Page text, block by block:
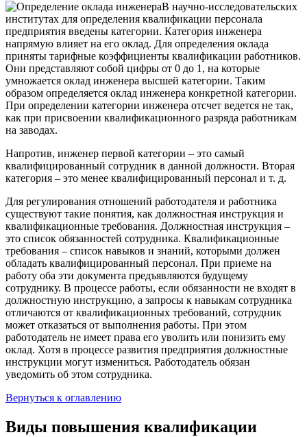
В научно-исследовательских
институтах для определения квалификации персонала
предприятия введены категории. Категория инженера
напрямую влияет на его оклад. Для определения оклада
приняты тарифные коэффициенты квалификации работников.
Они представляют собой цифры от 0 до 1, на которые
умножается оклад инженера высшей категории. Таким
образом определяется оклад инженера конкретной категории.
При определении категории инженера отсчет ведется не так,
как при присвоении квалификационного разряда работникам
на заводах.
Напротив, инженер первой категории – это самый
квалифицированный сотрудник в данной должности. Вторая
категория – это менее квалифицированный персонал и т. д.
Для регулирования отношений работодателя и работника
существуют такие понятия, как должностная инструкция и
квалификационные требования. Должностная инструкция –
это список обязанностей сотрудника. Квалификационные
требования – список навыков и знаний, которыми должен
обладать квалифицированный персонал. При приеме на
работу оба эти документа предъявляются будущему
сотруднику. В процессе работы, если обязанности не входят в
должностную инструкцию, а запросы к навыкам сотрудника
отличаются от квалификационных требований, сотрудник
может отказаться от выполнения работы. При этом
работодатель не имеет права его уволить или понизить ему
оклад. Хотя в процессе развития предприятия должностные
инструкции могут измениться. Работодатель обязан
уведомить об этом сотрудника.
Вернуться к оглавлению
Виды повышения квалификации